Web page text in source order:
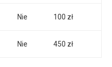
Nie 100 zł
Nie 450 zł